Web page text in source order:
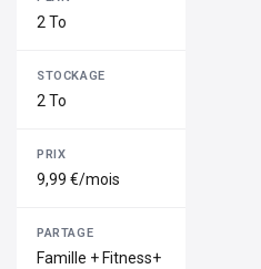
2 To
2 To
9,99 €/mois
Famille + Fitness+